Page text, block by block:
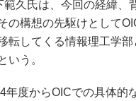
久氏は、今回の経緯、
の構想の先駆けとして
転してくる情報理工学部
いう。
度からOICでの具体的